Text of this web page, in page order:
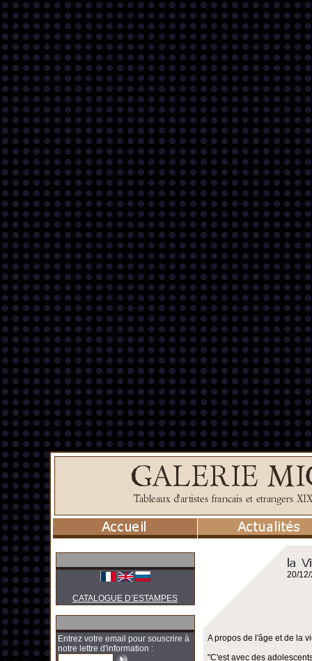
CATALOGUE D’ESTAMPES
Entrez votre email pour souscrire à
notre lettre d'information :
20/
A propos de l'âge et de la
"C'est avec des